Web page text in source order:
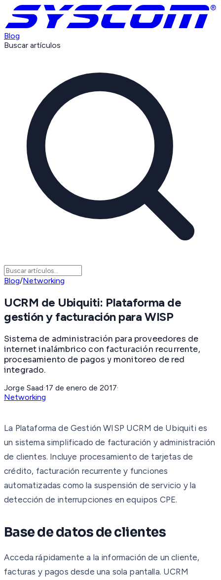
Blog
Buscar artículos
Blog/Networking
UCRM de Ubiquiti: Plataforma de
gestión y facturación para WISP
Sistema de administración para proveedores de
internet inalámbrico con facturación recurrente,
procesamiento de pagos y monitoreo de red
integrado.
Jorge Saad·17 de enero de 2017·
Networking
La Plataforma de Gestión WISP UCRM de Ubiquiti es
un sistema simplificado de facturación y administración
de clientes. Incluye procesamiento de tarjetas de
crédito, facturación recurrente y funciones
automatizadas como la suspensión de servicio y la
detección de interrupciones en equipos CPE.
Base de datos de clientes
Acceda rápidamente a la información de un cliente,
facturas y pagos desde una sola pantalla. UCRM